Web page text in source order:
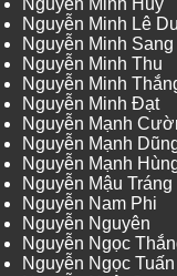
Nguyễn Minh Lê
Nguyễn Minh Sang
Nguyễn Minh Thu
Nguyễn Minh
Nguyễn Minh Đạt
Nguyễn Mạnh
Nguyễn Mạnh
Nguyễn Mạnh
Nguyễn Mậu Tráng
Nguyễn Nam Phi
Nguyễn Nguyên
Nguyễn Ngọc
Nguyễn Ngọc